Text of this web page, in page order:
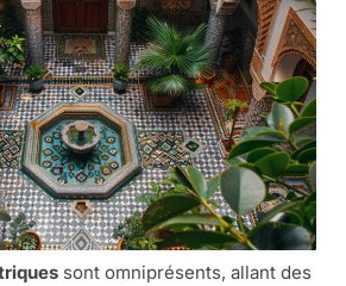
sont omniprésents, allant des